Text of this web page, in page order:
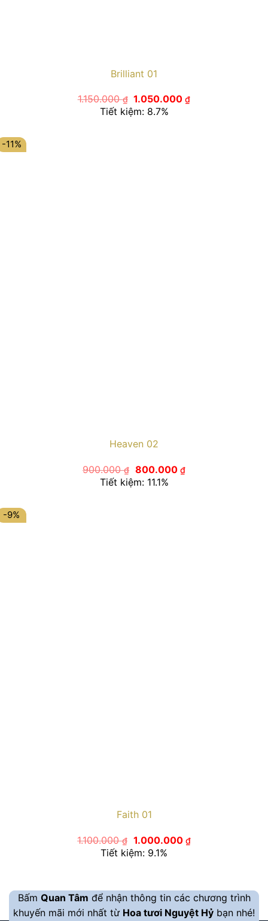
Brilliant 01
1.150.000₫ Giá
gốc
là:
1.050.000₫Giá
Tiết kiệm: 8.7%
-11%
Heaven 02
900.000₫ Giá
gốc
là:
800.000 ₫Giá
hiện
Tiết kiệm: 11.1%
-9%
Faith 01
1.100.000₫ Giá
gốc
là:
1.000.000 ₫Giá
hiện
Tiết kiệm: 9.1%
Bấm Quan Tâm để nhận thông tin các chương trình
khuyến mãi mới nhất từ Hoa tươi Nguyệt Hỷ bạn nhé!